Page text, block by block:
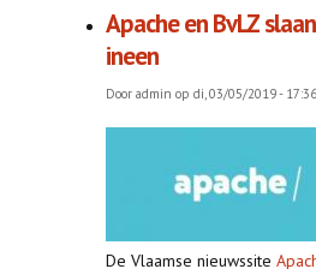
Apache en BvLZ
ineen
Door admin op di, 03/05/2019 - 17:36
De Vlaamse nieuwssite